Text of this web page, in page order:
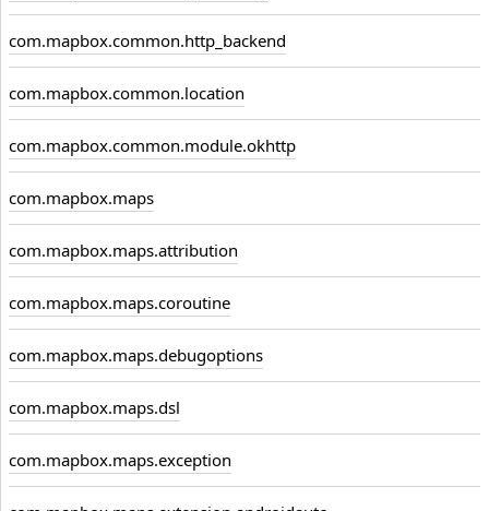
com.mapbox.common.http_backend
com.mapbox.common.location
com.mapbox.common.module.okhttp
com.mapbox.maps
com.mapbox.maps.attribution
com.mapbox.maps.coroutine
com.mapbox.maps.debugoptions
com.mapbox.maps.dsl
com.mapbox.maps.exception